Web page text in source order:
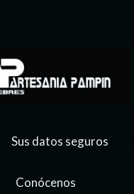
Sus datos seguros
Conócenos